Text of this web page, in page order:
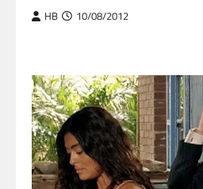
HB 10/08/2012